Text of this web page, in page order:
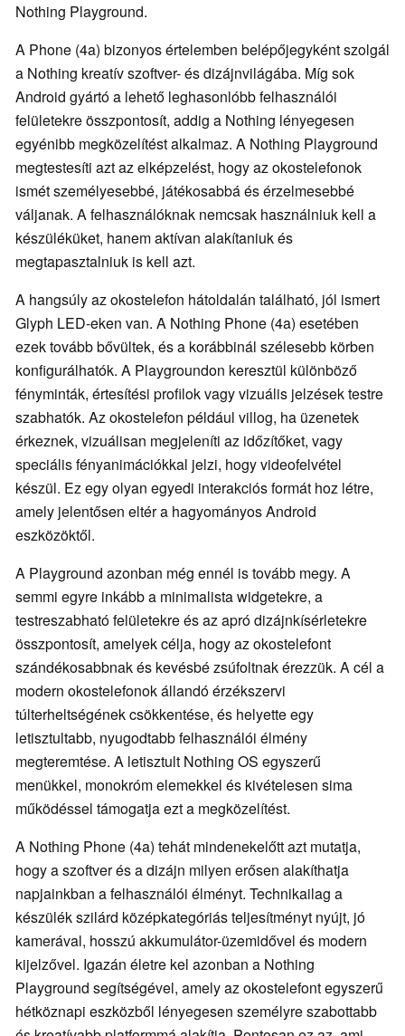
Nothing Playground.
A Phone (4a) bizonyos értelemben belépőjegyként szolgál
a Nothing kreatív szoftver- és dizájnvilágába. Míg sok
Android gyártó a lehető leghasonlóbb felhasználói
felületekre összpontosít, addig a Nothing lényegesen
egyénibb megközelítést alkalmaz. A Nothing Playground
megtestesíti azt az elképzelést, hogy az okostelefonok
ismét személyesebbé, játékosabbá és érzelmesebbé
váljanak. A felhasználóknak nemcsak használniuk kell a
készüléküket, hanem aktívan alakítaniuk és
megtapasztalniuk is kell azt.
A hangsúly az okostelefon hátoldalán található, jól ismert
Glyph LED-eken van. A Nothing Phone (4a) esetében
ezek tovább bővültek, és a korábbinál szélesebb körben
konfigurálhatók. A Playgroundon keresztül különböző
fényminták, értesítési profilok vagy vizuális jelzések testre
szabhatók. Az okostelefon például villog, ha üzenetek
érkeznek, vizuálisan megjeleníti az időzítőket, vagy
speciális fényanimációkkal jelzi, hogy videofelvétel
készül. Ez egy olyan egyedi interakciós formát hoz létre,
amely jelentősen eltér a hagyományos Android
eszközöktől.
A Playground azonban még ennél is tovább megy. A
semmi egyre inkább a minimalista widgetekre, a
testreszabható felületekre és az apró dizájnkísérletekre
összpontosít, amelyek célja, hogy az okostelefont
szándékosabbnak és kevésbé zsúfoltnak érezzük. A cél a
modern okostelefonok állandó érzékszervi
túlterheltségének csökkentése, és helyette egy
letisztultabb, nyugodtabb felhasználói élmény
megteremtése. A letisztult Nothing OS egyszerű
menükkel, monokróm elemekkel és kivételesen sima
működéssel támogatja ezt a megközelítést.
A Nothing Phone (4a) tehát mindenekelőtt azt mutatja,
hogy a szoftver és a dizájn milyen erősen alakíthatja
napjainkban a felhasználói élményt. Technikailag a
készülék szilárd középkategóriás teljesítményt nyújt, jó
kamerával, hosszú akkumulátor-üzemidővel és modern
kijelzővel. Igazán életre kel azonban a Nothing
Playground segítségével, amely az okostelefont egyszerű
hétköznapi eszközből lényegesen személyre szabottabb